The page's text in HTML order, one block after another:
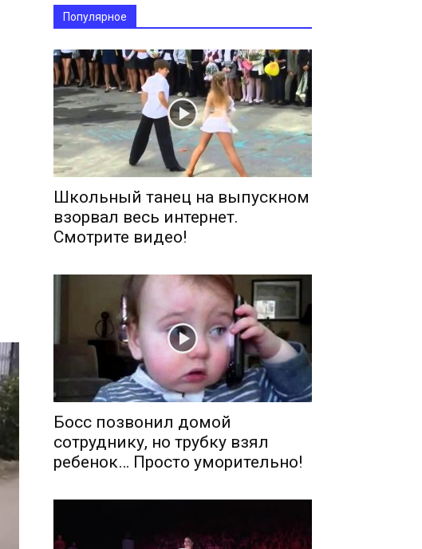
Популярное
Школьный танец на выпускном
взорвал весь интернет.
Смотрите видео!
Босс позвонил домой
сотруднику, но трубку взял
ребенок… Просто уморительно!